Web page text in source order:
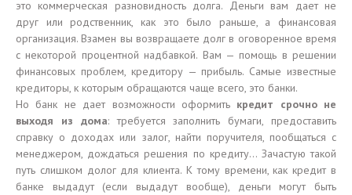
это коммерческая разновидность долга. Деньги вам дает не
друг или родственник, как это было раньше, а финансовая
организация. Взамен вы возвращаете долг в оговоренное время
с некоторой процентной надбавкой. Вам — помощь в решении
финансовых проблем, кредитору — прибыль. Самые известные
кредиторы, к которым обращаются чаще всего, это банки.
Но банк не дает возможности оформить кредит срочно не
выходя из дома: требуется заполнить бумаги, предоставить
справку о доходах или залог, найти поручителя, пообщаться с
менеджером, дождаться решения по кредиту… Зачастую такой
путь слишком долог для клиента. К тому времени, как кредит в
банке выдадут (если выдадут вообще), деньги могут быть